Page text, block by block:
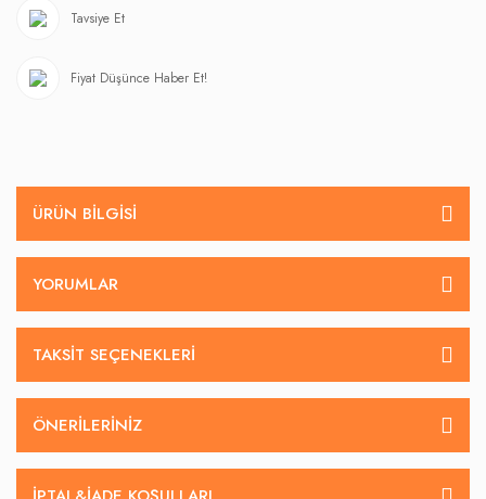
Tavsiye Et
Fiyat Düşünce Haber Et!
ÜRÜN BILGISI
YORUMLAR
TAKSIT SEÇENEKLERI
ÖNERILERINIZ